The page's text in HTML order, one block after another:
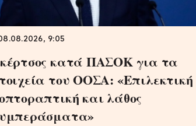
9:05
κατά ΠΑΣΟΚ για τα
του ΟΟΣΑ: «Επιλεκτική
και λάθος